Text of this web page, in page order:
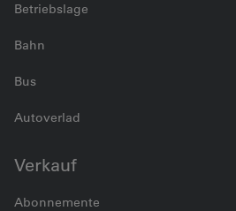
Betriebslage
Bahn
Bus
Autoverlad
Verkauf
Abonnemente